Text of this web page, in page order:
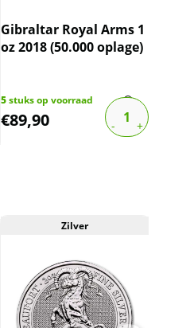
Gibraltar Royal Arms 1
oz 2018 (50.000 oplage)
5stuks op voorraad
€89,90
Zilver